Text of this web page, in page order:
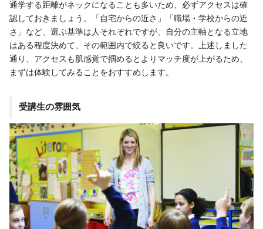
通学する距離がネックになることも多いため、必ずアクセスは確
認しておきましょう。「自宅からの近さ」「職場・学校からの近
さ」など、選ぶ基準は人それぞれですが、自分の主軸となる立地
はある程度決めて、その範囲内で絞ると良いです。上述しました
通り、アクセスも肌感覚で掴めるとよりマッチ度が上がるため、
まずは体験してみることをおすすめします。
受講生の雰囲気